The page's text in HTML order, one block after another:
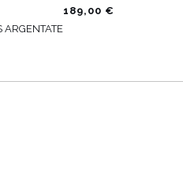
189,00 €
ARGENTATE